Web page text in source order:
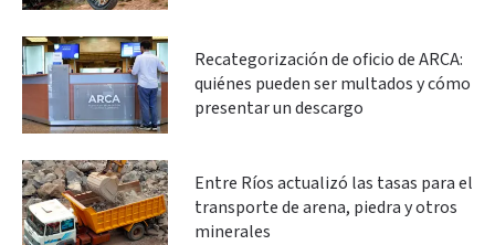
Recategorización de oficio de ARCA:
quiénes pueden ser multados y cómo
presentar un descargo
Entre Ríos actualizó las tasas para el
transporte de arena, piedra y otros
minerales